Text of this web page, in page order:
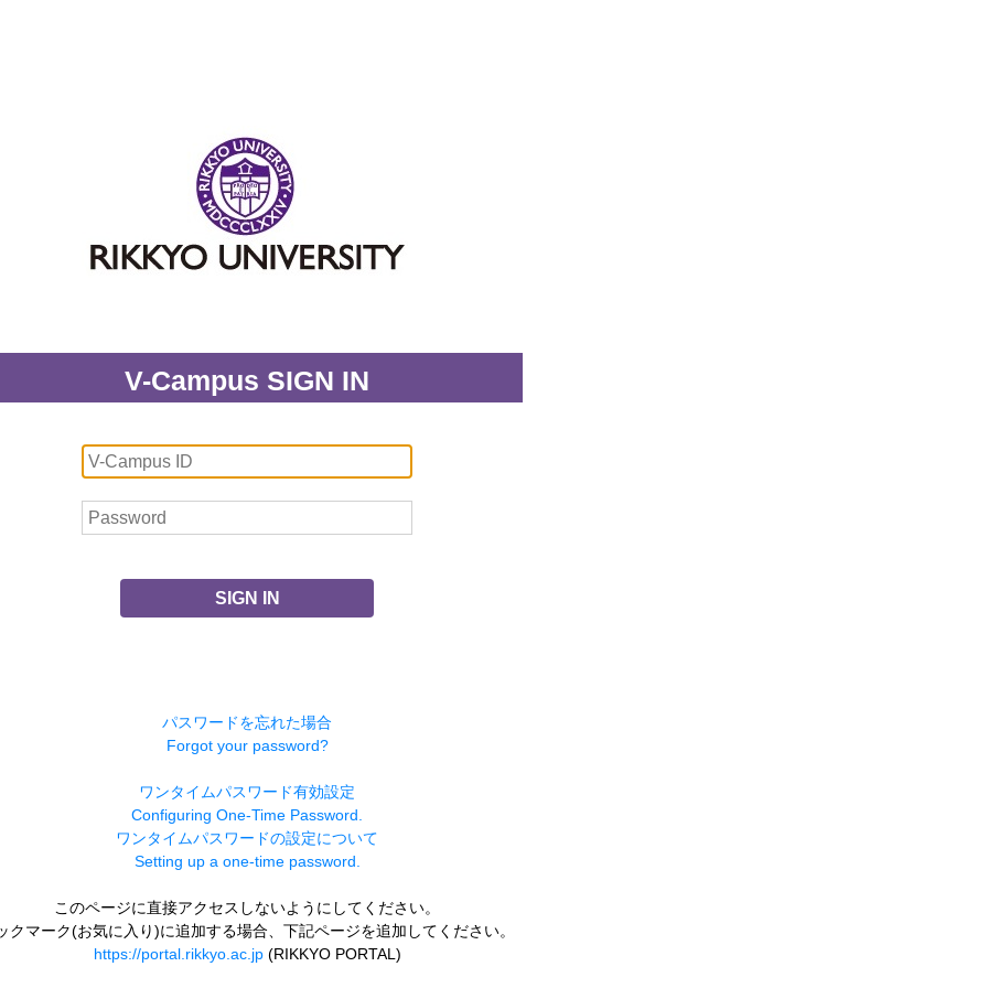
V-Campus SIGN IN
SIGN IN
パスワードを忘れた場合
Forgot your password?
ワンタイムパスワード有効設定
Configuring One-Time Password.
ワンタイムパスワードの設定について
Setting up a one-time password.
このページに直接アクセスしないようにしてください。
クマーク(お気に入り)に追加する場合、下記ページを追加してください。
https://portal.rikkyo.ac.jp(RIKKYO PORTAL)